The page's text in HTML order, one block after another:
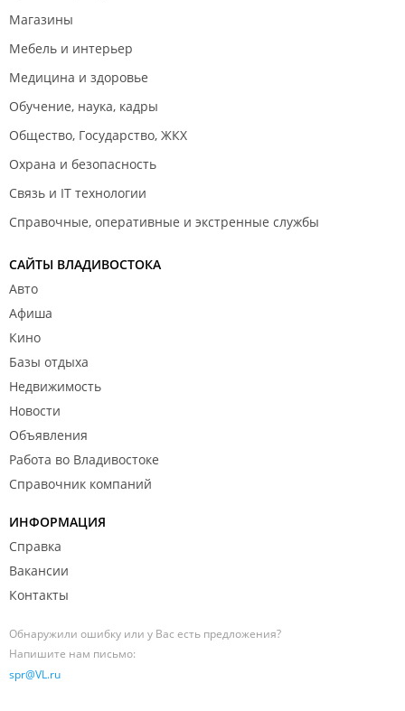
Магазины
Мебель и интерьер
Медицина и здоровье
Обучение, наука, кадры
Общество, Государство, ЖКХ
Охрана и безопасность
Связь и IT технологии
Справочные, оперативные и экстренные службы
САЙТЫ ВЛАДИВОСТОКА
Авто
Афиша
Кино
Базы отдыха
Недвижимость
Новости
Объявления
Работа во Владивостоке
Справочник компаний
ИНФОРМАЦИЯ
Справка
Вакансии
Контакты
Обнаружили ошибку или у Вас есть предложения?
Напишите нам письмо:
spr@VL.ru